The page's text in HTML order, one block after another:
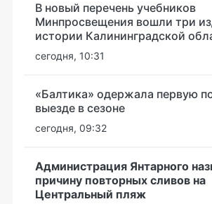
В новый перечень учебников
Минпросвещения вошли три
истории Калининградской
сегодня, 10:31
«Балтика» одержала первую
выезде в сезоне
сегодня, 09:32
Администрация Янтарного
причину повторных сливов на
Центральный пляж